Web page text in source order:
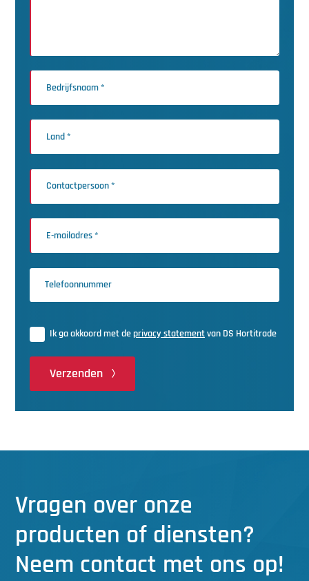
Ik ga akkoord met deprivacy statementvan DS Hortitrade
Verzenden
Vragen over onze
producten of diensten?
Neem contact met ons op!